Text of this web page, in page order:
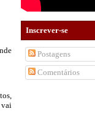
vai
Inscrever-se
Postagens
Comentários